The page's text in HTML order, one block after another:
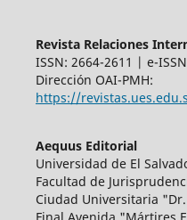
Revista Relaciones
ISSN: 2664-2611 | e-
Dirección OAI-PMH:
https://
Aequus Editorial
Universidad de El
Facultad de
Ciudad Universitaria